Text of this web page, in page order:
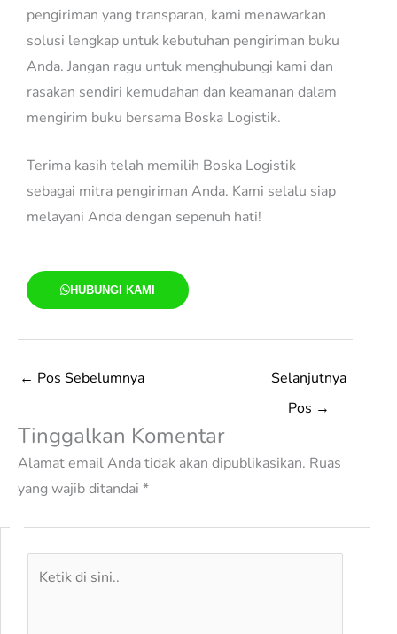
pengiriman yang transparan, kami menawarkan
solusi lengkap untuk kebutuhan pengiriman buku
Anda. Jangan ragu untuk menghubungi kami dan
rasakan sendiri kemudahan dan keamanan dalam
mengirim buku bersama Boska Logistik.
Terima kasih telah memilih Boska Logistik
sebagai mitra pengiriman Anda. Kami selalu siap
melayani Anda dengan sepenuh hati!
HUBUNGI KAMI
← Pos Sebelumnya
Selanjutnya
Pos →
Tinggalkan Komentar
Alamat email Anda tidak akan dipublikasikan. Ruas
yang wajib ditandai *